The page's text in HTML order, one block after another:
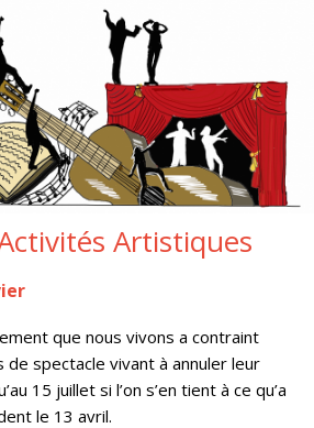
Artistiques
que nous vivons a contraint
spectacle vivant à annuler leur
15 juillet si l’on s’en tient à ce qu’a
le 13 avril.